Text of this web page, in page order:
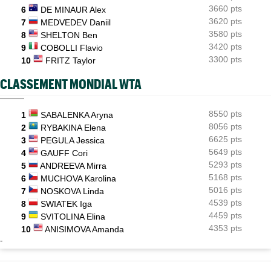
6
DE MINAUR Alex
3660 pts
7
MEDVEDEV Daniil
3620 pts
8
SHELTON Ben
3580 pts
9
COBOLLI Flavio
3420 pts
10
FRITZ Taylor 3300 pts
CLASSEMENT MONDIAL WTA
1 SABALENKA Aryna
8550 pts
2
RYBAKINA Elena
8056 pts
3
PEGULA Jessica
6625 pts
4
GAUFF Cori
5649 pts
5
ANDREEVA Mirra
5293 pts
6
MUCHOVA Karolina
5168 pts
7
NOSKOVA Linda
5016 pts
8
SWIATEK Iga
4539 pts
9
SVITOLINA Elina
4459 pts
10
ANISIMOVA Amanda 4353 pts
-